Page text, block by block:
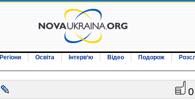
Регіони Освіта Інтерв‘ю Відео Подорож
0